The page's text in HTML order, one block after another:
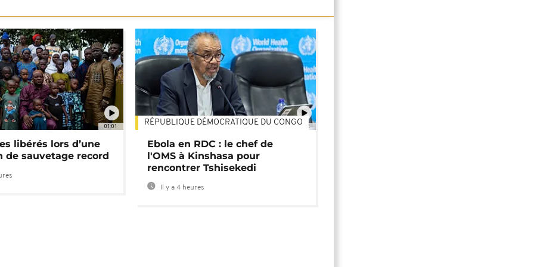
01:01
libérés lors d’une
de sauvetage record
01:02
RÉPUBLIQUE DÉMOCRATIQUE DU CONGO
Ebola en RDC : le chef de
l'OMS à Kinshasa pour
rencontrer Tshisekedi
Il y a 4 heures